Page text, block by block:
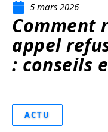
5 mars 2026
Comment
appel
: conseils
ACTU